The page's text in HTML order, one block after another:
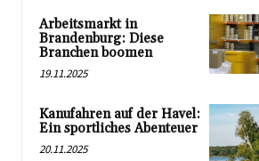
Arbeitsmarkt in
Brandenburg: Diese
Branchen boomen
19.11.2025
Kanufahren auf der Havel:
Ein sportliches Abenteuer
20.11.2025